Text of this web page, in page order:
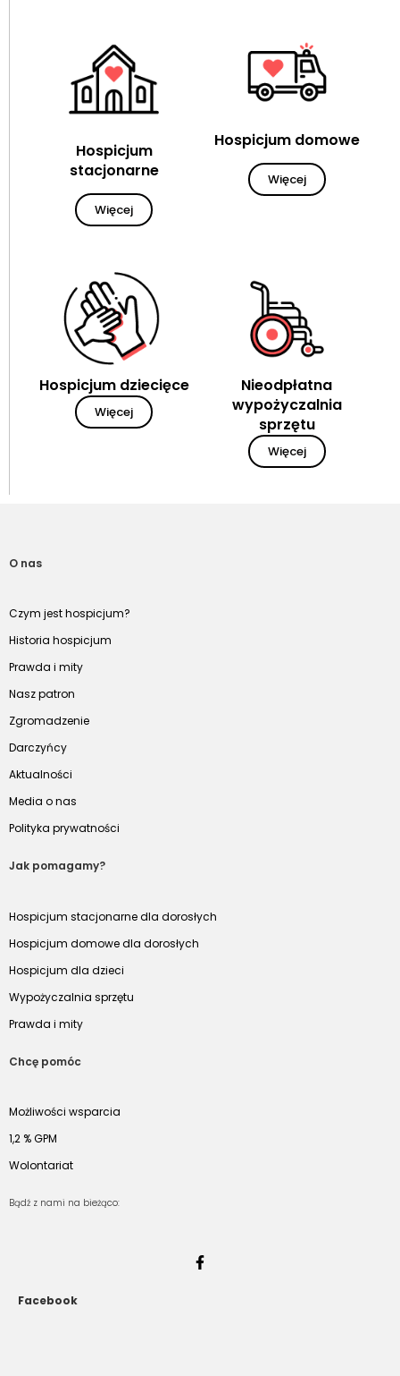
Hospicjum
stacjonarne
Więcej
Hospicjum domowe
Więcej
Hospicjum dziecięce
Więcej
Nieodpłatna
wypożyczalnia
sprzętu
Więcej
O nas
Czym jest hospicjum?
Historia hospicjum
Prawda i mity
Nasz patron
Zgromadzenie
Darczyńcy
Aktualności
Media o nas
Polityka prywatności
Jak pomagamy?
Hospicjum stacjonarne dla dorosłych
Hospicjum domowe dla dorosłych
Hospicjum dla dzieci
Wypożyczalnia sprzętu
Prawda i mity
Chcę pomóc
Możliwości wsparcia
1,2 % GPM
Wolontariat
Bądź z nami na bieżąco:
Facebook